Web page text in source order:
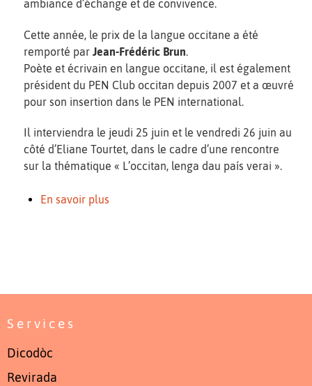
ambiance d’échange et de convivence.
Cette année, le prix de la langue occitane a été
remporté par Jean-Frédéric Brun.
Poète et écrivain en langue occitane, il est également
président du PEN Club occitan depuis 2007 et a œuvré
pour son insertion dans le PEN international.
Il interviendra le jeudi 25 juin et le vendredi 26 juin au
côté d’Eliane Tourtet, dans le cadre d’une rencontre
sur la thématique « L’occitan, lenga dau país verai ».
En savoir plus
Services
Dicodòc
Revirada